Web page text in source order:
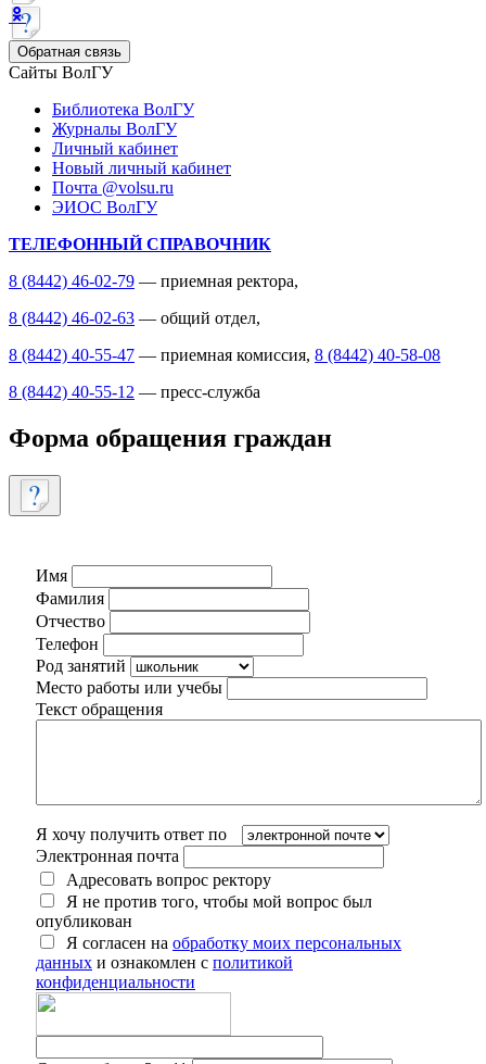
Обратная связь
Сайты ВолГУ
Библиотека ВолГУ
Журналы ВолГУ
Личный кабинет
Новый личный кабинет
Почта @volsu.ru
ЭИОС ВолГУ
ТЕЛЕФОННЫЙ СПРАВОЧНИК
8 (8442) 46-02-79 — приемная ректора,
8 (8442) 46-02-63 — общий отдел,
8 (8442) 40-55-47 — приемная комиссия, 8 (8442) 40-58-08
8 (8442) 40-55-12 — пресс-служба
Форма обращения граждан
Имя
Фамилия
Отчество
Телефон
Род занятий
Место работы или учебы
Текст обращения
Я хочу получить ответ по
Электронная почта
Адресовать вопрос ректору
Я не против того, чтобы мой вопрос был
опубликован
Я согласен на обработку моих персональных
данных и ознакомлен с политикой
конфиденциальности